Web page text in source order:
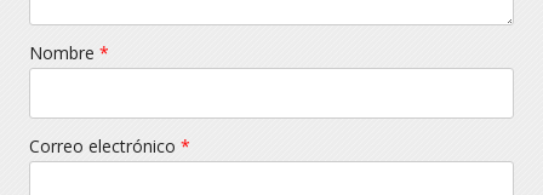
Nombre *
Correo electrónico *